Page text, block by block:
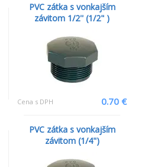
PVC zátka s vonkajším
závitom 1/2'' (1/2" )
Cena s DPH 0.70 €
PVC zátka s vonkajším
závitom (1/4")